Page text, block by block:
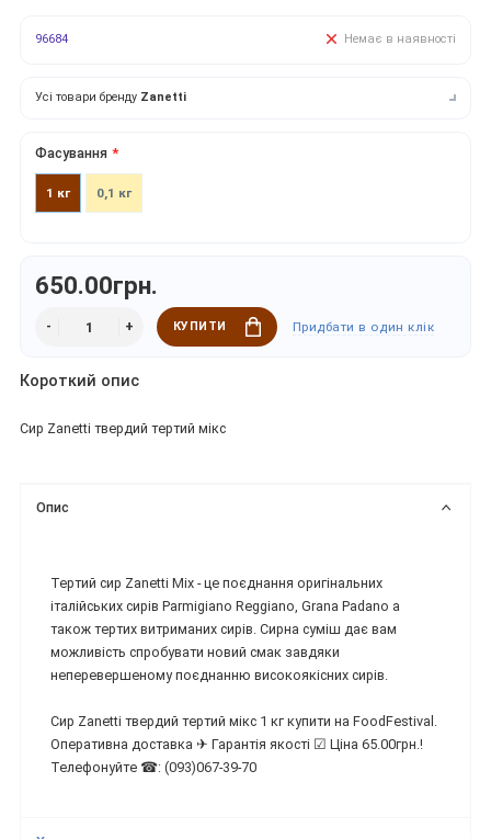
96684 Немає в наявності
Усі товари бренду Zanetti
Фасування
1 кг 0,1 кг
650.00грн.
КУПИТИ Придбати в один клік
Короткий опис
Сир Zanetti твердий тертий мікс
Опис
Тертий сир Zanetti Mix - це поєднання оригінальних
італійських сирів Parmigiano Reggiano, Grana Padano а
також тертих витриманих сирів. Сирна суміш дає вам
можливість спробувати новий смак завдяки
неперевершеному поєднанню високоякісних сирів.
Сир Zanetti твердий тертий мікс 1 кг купити на FoodFestival.
Оперативна доставка ✈ Гарантія якості ☑ Ціна 65.00грн.!
Телефонуйте ☎: (093)067-39-70